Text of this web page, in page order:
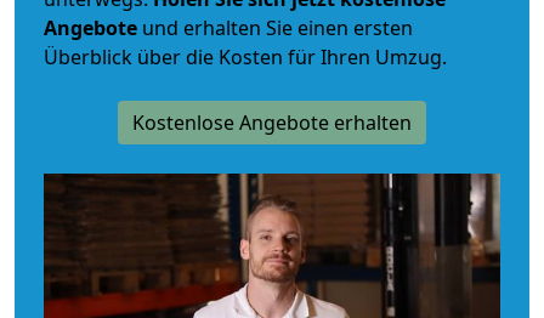
Angebote und erhalten Sie einen ersten
Überblick über die Kosten für Ihren Umzug.
Kostenlose Angebote erhalten